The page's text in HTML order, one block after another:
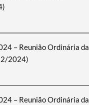
– Reunião Ordinária da
2024)
– Reunião Ordinária da